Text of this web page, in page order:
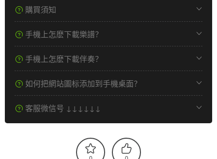
購買須知
手機上怎麽下載樂譜？
手機上怎麽下載伴奏？
如何把網站圖标添加到手機桌面？
客服微信号 ↓↓↓↓↓↓